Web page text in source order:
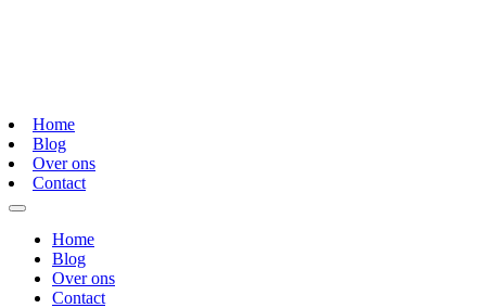
Home
Blog
Over ons
Contact
Home
Blog
Over ons
Contact